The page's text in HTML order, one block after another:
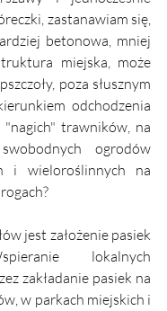
zastanawiam się,
betonowa, mniej
miejska, może
poza słusznym
odchodzenia
trawników, na
ogrodów
i wieloroślinnych na
jest założenie pasiek
lokalnych
zakładanie pasiek na
w parkach miejskich i